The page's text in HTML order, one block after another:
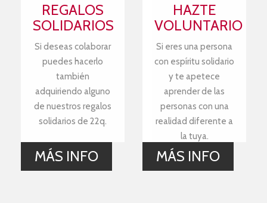
REGALOS
SOLIDARIOS
Si deseas colaborar
puedes hacerlo
también
adquiriendo alguno
de nuestros regalos
solidarios de 22q.
MÁS INFO
HAZTE
VOLUNTARIO
Si eres una persona
con espíritu solidario
y te apetece
aprender de las
personas con una
realidad diferente a
la tuya.
MÁS INFO